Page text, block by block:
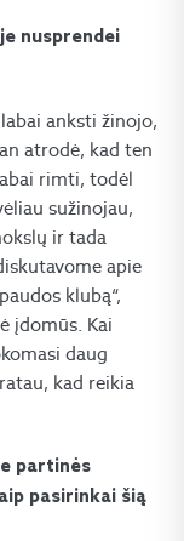
nusprendei
anksti žinojo,
atrodė, kad ten
rimti, todėl
sužinojau,
ir tada
apie
klubą“,
įdomūs. Kai
daug
kad reikia
partinės
pasirinkai šią